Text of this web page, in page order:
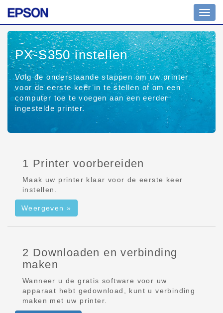
aan/
PX-S350instellen
Volg de onderstaande stappen om uw printer
voor de eerste keer in te stellen of om een
computer toe te voegen aan een eerder
ingestelde printer.
1 Printer voorbereiden
Maak uw printer klaar voor de eerste keer
instellen.
Weergeven »
2 Downloaden en verbinding
maken
Wanneer u de gratis software voor uw
apparaat hebt gedownload, kunt u verbinding
maken met uw printer.